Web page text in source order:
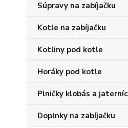
Súpravy na zabíjačku
Kotle na zabíjačku
Kotliny pod kotle
Horáky pod kotle
Plničky klobás a jaterníc
Doplnky na zabíjačku